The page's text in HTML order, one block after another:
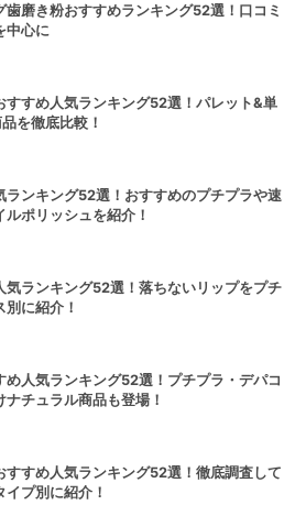
歯磨き粉おすすめランキング52選！口コミ
中心に
すすめ人気ランキング52選！パレット&単
を徹底比較！
ランキング52選！おすすめのプチプラや速
ポリッシュを紹介！
気ランキング52選！落ちないリップをプチ
に紹介！
め人気ランキング52選！プチプラ・デパコ
ナチュラル商品も登場！
すすめ人気ランキング52選！徹底調査して
プ別に紹介！